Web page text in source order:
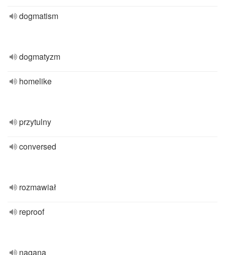
dogmatism
dogmatyzm
homelike
przytulny
conversed
rozmawiał
reproof
nagana